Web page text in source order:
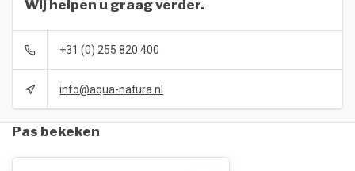
Wij helpen u graag verder.
+31 (0) 255 820 400
info@aqua-natura.nl
Pas bekeken